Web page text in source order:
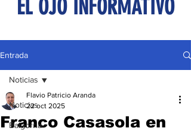
EL OJO INFORMATIVO
Entrada
Noticias
Baigorria
Noticias
Franco Casasola en
Flavio Patricio Aranda
22 oct 2025